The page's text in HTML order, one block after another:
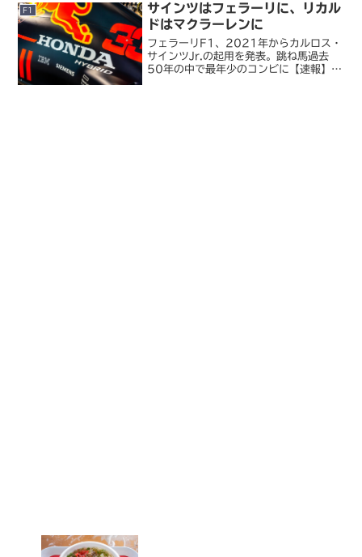
イン・ヘレスで実施さ...
F1
サインツはフェラーリに、リカル
ドはマクラーレンに
フェラーリF1、2021年からカルロス・
サインツJr.の起用を発表。跳ね馬過去
50年の中で最年少のコンビに【速報】ダ